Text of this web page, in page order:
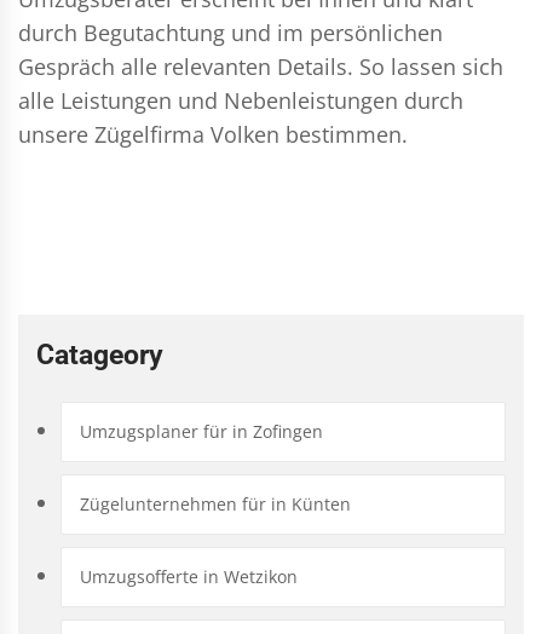
durch Begutachtung und im persönlichen
Gespräch alle relevanten Details. So lassen sich
alle Leistungen und Nebenleistungen durch
unsere Zügelfirma Volken bestimmen.
Catageory
Umzugsplaner für in Zofingen
Zügelunternehmen für in Künten
Umzugsofferte in Wetzikon